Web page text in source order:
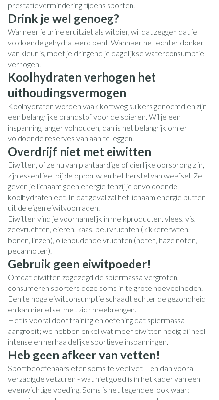
prestatievermindering tijdens sporten.
Drink je wel genoeg?
Wanneer je urine eruitziet als witbier, wil dat zeggen dat je
voldoende gehydrateerd bent. Wanneer het echter donker
van kleur is, moet je dringend je dagelijkse waterconsumptie
verhogen.
Koolhydraten verhogen het
uithoudingsvermogen
Koolhydraten worden vaak kortweg suikers genoemd en zijn
een belangrijke brandstof voor de spieren. Wil je een
inspanning langer volhouden, dan is het belangrijk om er
voldoende reserves van aan te leggen.
Overdrijf niet met eiwitten
Eiwitten, of ze nu van plantaardige of dierlijke oorsprong zijn,
zijn essentieel bij de opbouw en het herstel van weefsel. Ze
geven je lichaam geen energie tenzij je onvoldoende
koolhydraten eet. In dat geval zal het lichaam energie putten
uit de eigen eiwitvoorraden.
Eiwitten vind je voornamelijk in melkproducten, vlees, vis,
zeevruchten, eieren, kaas, peulvruchten (kikkererwten,
bonen, linzen), oliehoudende vruchten (noten, hazelnoten,
pecannoten).
Gebruik geen eiwitpoeder!
Omdat eiwitten zogezegd de spiermassa vergroten,
consumeren sporters deze soms in te grote hoeveelheden.
Een te hoge eiwitconsumptie schaadt echter de gezondheid
en kan nierletsel met zich meebrengen.
Het is vooral door training en oefening dat spiermassa
aangroeit; we hebben enkel wat meer eiwitten nodig bij heel
intense en herhaaldelijke sportieve inspanningen.
Heb geen afkeer van vetten!
Sportbeoefenaars eten soms te veel vet – en dan vooral
verzadigde vetzuren - wat niet goed is in het kader van een
evenwichtige voeding. Soms is het tegendeel ook waar: